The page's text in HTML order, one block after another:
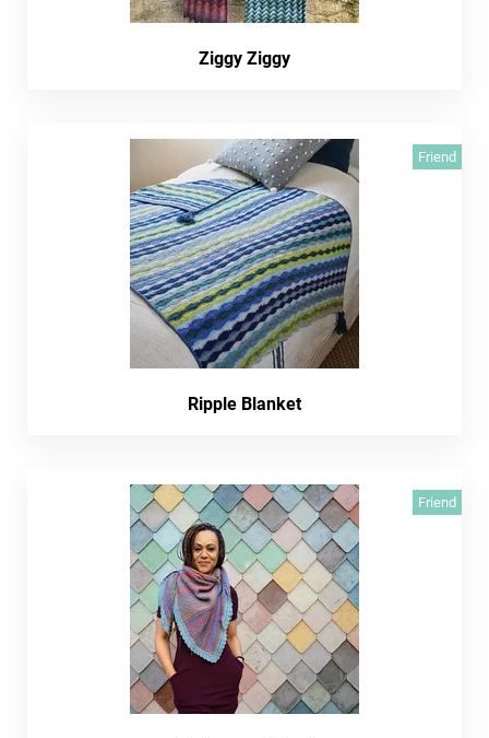
Ziggy Ziggy
Friend
Ripple Blanket
Friend